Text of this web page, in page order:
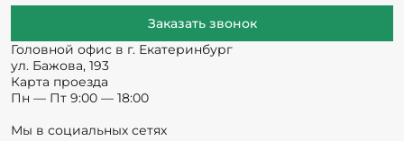
Заказать звонок
Головной офис в г. Екатеринбург
ул. Бажова, 193
Карта проезда
Пн — Пт 9:00 — 18:00
Мы в социальных сетях